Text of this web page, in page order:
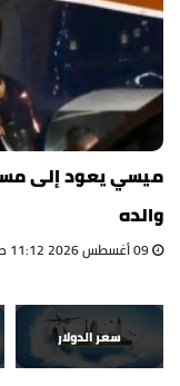
ميسي يعود إلى
والده
سعر الدولار